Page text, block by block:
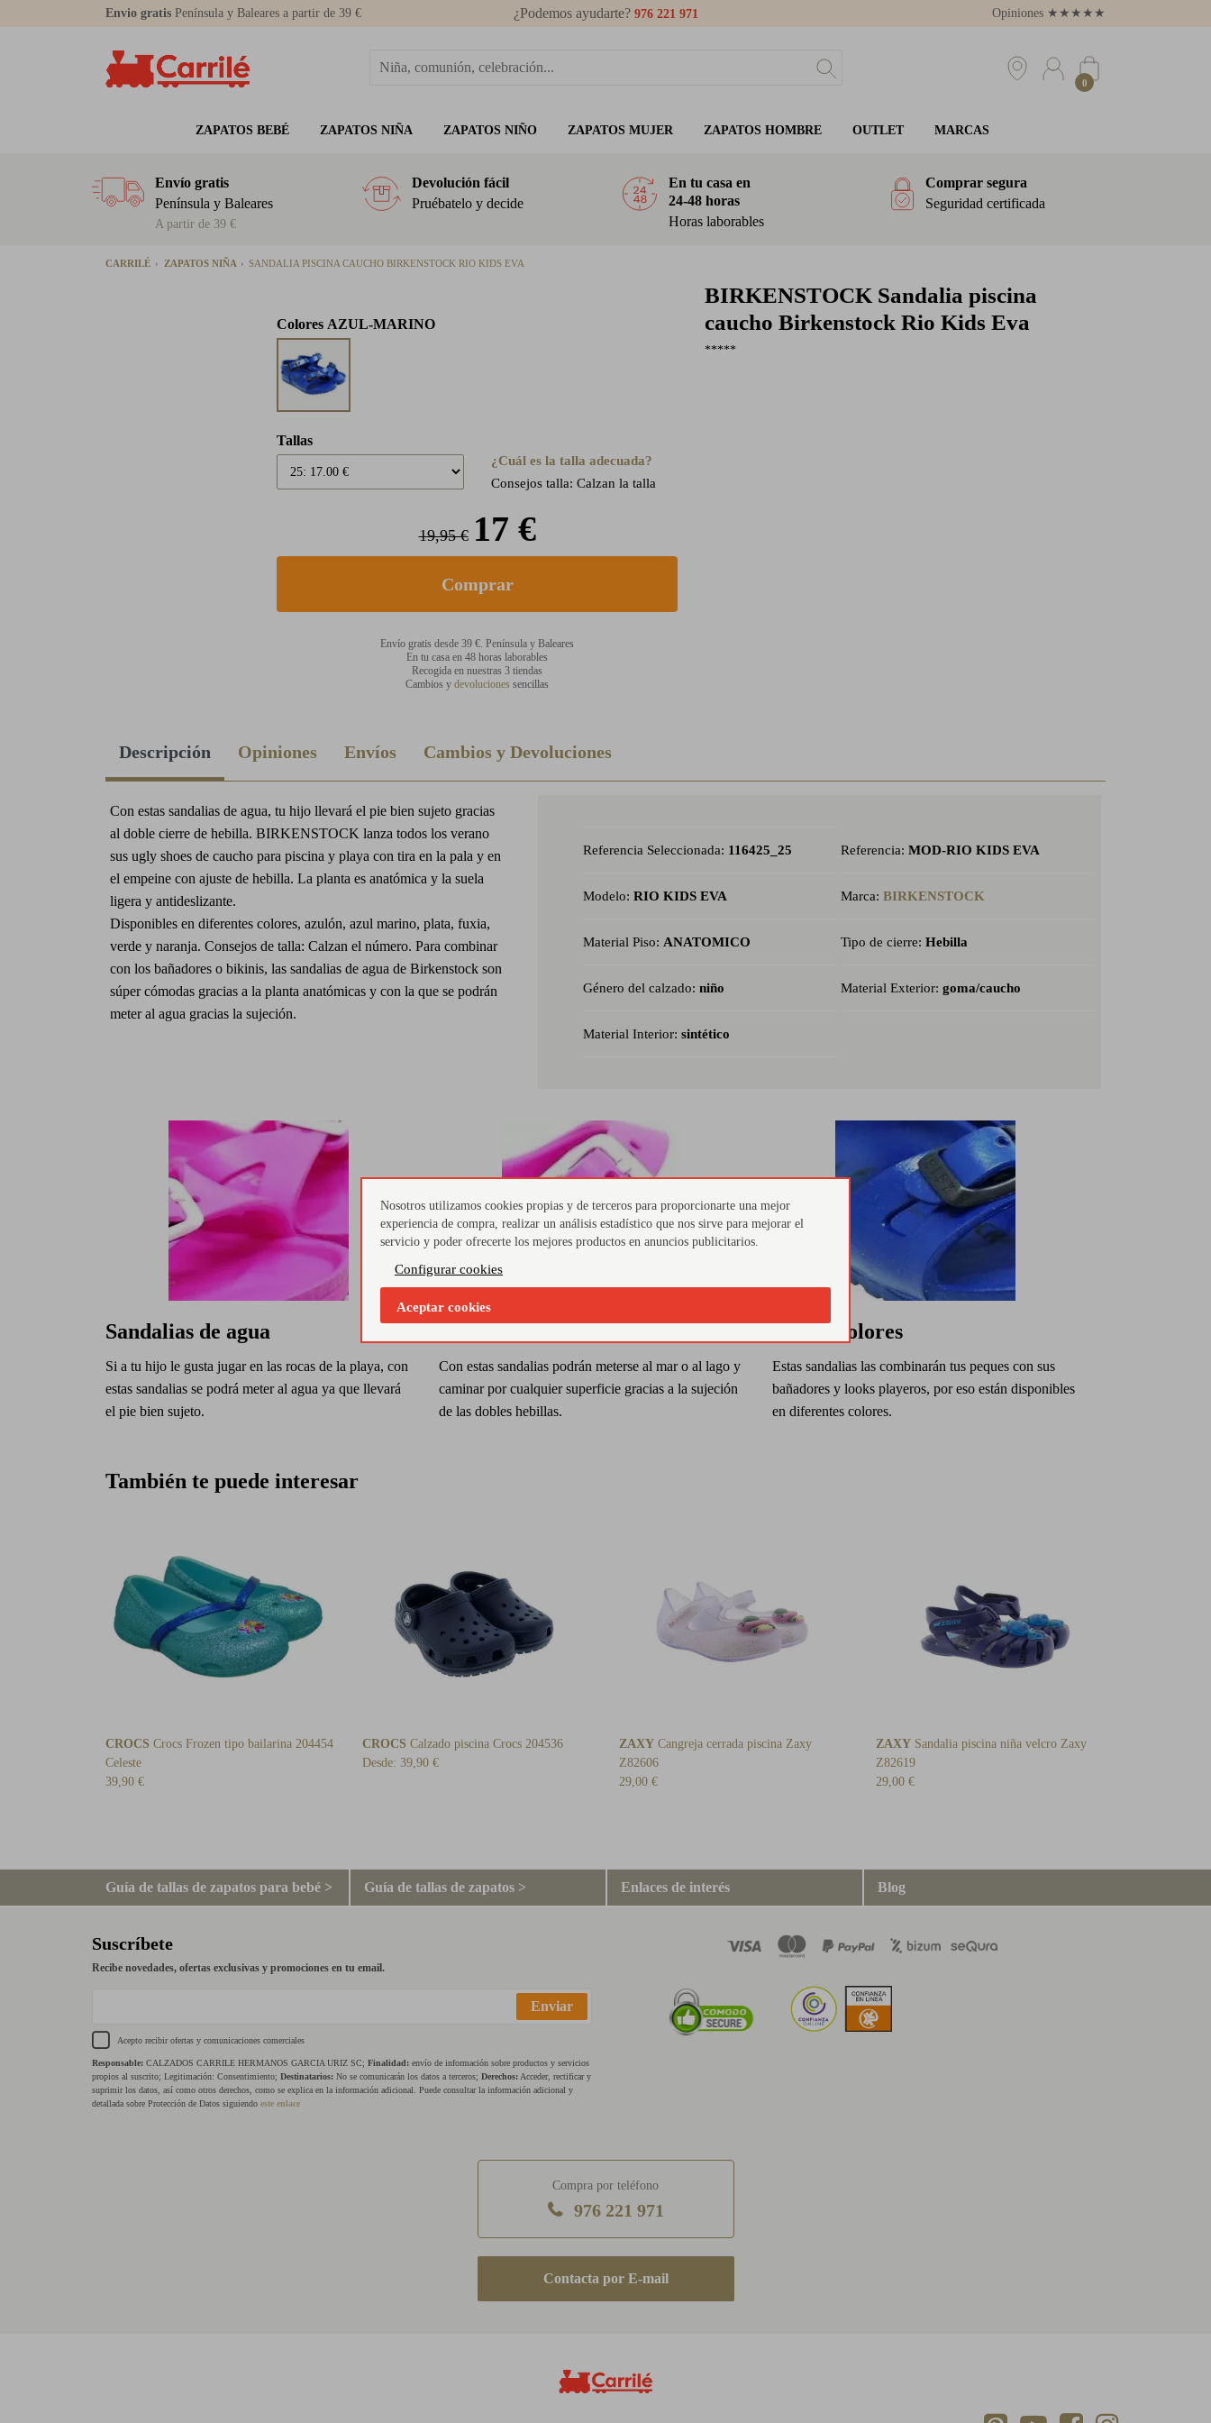
Envio gratis Península y Baleares a partir de 39 € ¿Podemos ayudarte? 976 221 971 Opiniones ★ ★ ★ ★ ★
0
ZAPATOS BEBÉ ZAPATOS NIÑA ZAPATOS NIÑO ZAPATOS MUJER ZAPATOS HOMBRE OUTLET MARCAS
Envío gratis
Península y Baleares
A partir de 39 €
Devolución fácil
Pruébatelo y decide
En tu casa en
24-48 horas
Horas laborables
Comprar segura
Seguridad certificada
CARRILÉ ZAPATOS NIÑA SANDALIA PISCINA CAUCHO BIRKENSTOCK RIO KIDS EVA
BIRKENSTOCK Sandalia piscina
caucho Birkenstock Rio Kids Eva
*****
Colores AZUL-MARINO
Tallas
¿Cuál es la talla adecuada?
Consejos talla: Calzan la talla
19,95 € 17 €
Envío gratis desde 39 €. Península y Baleares
En tu casa en 48 horas laborables
Recogida en nuestras 3 tiendas
Cambios y devoluciones sencillas
Descripción Opiniones Envíos Cambios y Devoluciones
Referencia Seleccionada: 116425_25 Referencia: MOD-RIO KIDS EVA
Modelo: RIO KIDS EVA Marca: BIRKENSTOCK
Material Piso: ANATOMICO Tipo de cierre: Hebilla
Género del calzado: niño Material Exterior: goma/caucho
Material Interior: sintético
Con estas sandalias de agua, tu hijo llevará el pie bien sujeto gracias
al doble cierre de hebilla. BIRKENSTOCK lanza todos los verano
sus ugly shoes de caucho para piscina y playa con tira en la pala y en
el empeine con ajuste de hebilla. La planta es anatómica y la suela
ligera y antideslizante.
Disponibles en diferentes colores, azulón, azul marino, plata, fuxia,
verde y naranja. Consejos de talla: Calzan el número. Para combinar
con los bañadores o bikinis, las sandalias de agua de Birkenstock son
súper cómodas gracias a la planta anatómicas y con la que se podrán
meter al agua gracias la sujeción.
Sandalias de agua
Si a tu hijo le gusta jugar en las rocas de la playa, con
estas sandalias se podrá meter al agua ya que llevará
el pie bien sujeto.
Doble hebilla
Con estas sandalias podrán meterse al mar o al lago y
caminar por cualquier superficie gracias a la sujeción
de las dobles hebillas.
Varios colores
Estas sandalias las combinarán tus peques con sus
bañadores y looks playeros, por eso están disponibles
en diferentes colores.
También te puede interesar
CROCS Crocs Frozen tipo bailarina 204454
Celeste
39,90 €
CROCS Calzado piscina Crocs 204536
Desde: 39,90 €
ZAXY Cangreja cerrada piscina Zaxy
Z82606
29,00 €
ZAXY Sandalia piscina niña velcro Zaxy
Z82619
29,00 €
Guía de tallas de zapatos para bebé > Guía de tallas de zapatos > Enlaces de interés Blog
Suscríbete
Recibe novedades, ofertas exclusivas y promociones en tu email.
Enviar
Acepto recibir ofertas y comunicaciones comerciales
Responsable: CALZADOS CARRILE HERMANOS GARCIA URIZ SC; Finalidad: envío de información sobre productos y servicios
propios al suscrito; Legitimación: Consentimiento; Destinatarios: No se comunicarán los datos a terceros; Derechos: Acceder, rectificar y
suprimir los datos, así como otros derechos, como se explica en la información adicional. Puede consultar la información adicional y
detallada sobre Protección de Datos siguiendo este enlace
Compra por teléfono
976 221 971
E-mail
Nosotros utilizamos cookies propias y de terceros para proporcionarte una mejor
experiencia de compra, realizar un análisis estadístico que nos sirve para mejorar el
servicio y poder ofrecerte los mejores productos en anuncios publicitarios.
Configurar cookies
Aceptar cookies